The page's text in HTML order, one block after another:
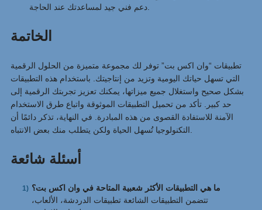
دعم فني جيد لمساعدتك عند الحاجة.
الخاتمة
تطبيقات “وان اكس بت” توفر لك مجموعة متميزة من الحلول الرقمية
التي تسهل حياتك اليومية وتزيد من إنتاجيتك. باستخدام هذه التطبيقات
بشكل صحيح واستغلال جميع ميزاتها، يمكنك تعزيز تجربتك الرقمية إلى
حد كبير. تأكد من تحميل التطبيقات الموثوقة واتباع طرق الاستخدام
الآمنة للاستفادة القصوى من هذه المبادرة. في النهاية، تذكر دائمًا أن
أسئلة شائعة
ما هي التطبيقات الأكثر شعبية المتاحة في وان اكس بت؟
تتضمن التطبيقات الشائعة تطبيقات الدردشة، الألعاب،